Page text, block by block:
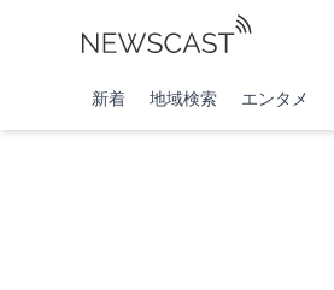
新着 地域検索 エンタメ